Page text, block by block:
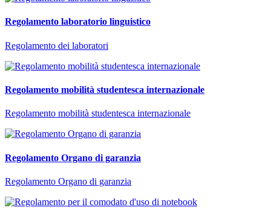
Regolamento laboratorio linguistico
Regolamento dei laboratori
Regolamento mobilità studentesca internazionale
Regolamento mobilità studentesca internazionale
Regolamento Organo di garanzia
Regolamento Organo di garanzia